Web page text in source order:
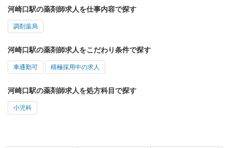
河崎口駅の薬剤師求人を仕事内容で探す
調剤薬局
河崎口駅の薬剤師求人をこだわり条件で探す
車通勤可 積極採用中の求人
河崎口駅の薬剤師求人を処方科目で探す
小児科